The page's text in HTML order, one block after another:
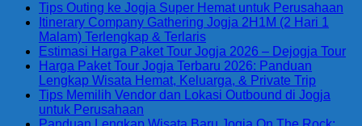
Tips Outing ke Jogja Super Hemat untuk Perusahaan
Itinerary Company Gathering Jogja 2H1M (2 Hari 1
Malam) Terlengkap & Terlaris
Estimasi Harga Paket Tour Jogja 2026 – Dejogja Tour
Harga Paket Tour Jogja Terbaru 2026: Panduan
Lengkap Wisata Hemat, Keluarga, & Private Trip
Tips Memilih Vendor dan Lokasi Outbound di Jogja
untuk Perusahaan